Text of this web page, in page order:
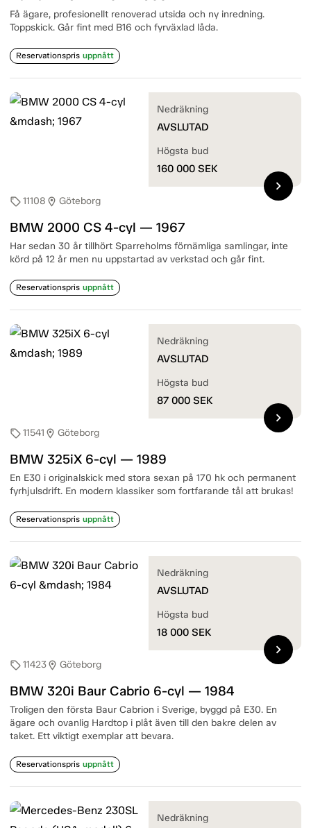
Få ägare, profesionellt renoverad utsida och ny inredning.
Toppskick. Går fint med B16 och fyrväxlad låda.
Reservationspris uppnått
sell11108 location_on Göteborg
BMW 2000 CS 4-cyl — 1967
Har sedan 30 år tillhört Sparreholms förnämliga samlingar, inte
körd på 12 år men nu uppstartad av verkstad och går fint.
Reservationspris uppnått
Nedräkning
AVSLUTAD
Högsta bud
160 000 SEK
chevron_right
sell11541 location_on Göteborg
BMW 325iX 6-cyl — 1989
En E30 i originalskick med stora sexan på 170 hk och permanent
fyrhjulsdrift. En modern klassiker som fortfarande tål att brukas!
Reservationspris uppnått
Nedräkning
AVSLUTAD
Högsta bud
87 000 SEK
chevron_right
sell11423location_on Göteborg
BMW 320i Baur Cabrio 6-cyl — 1984
Troligen den första Baur Cabrion i Sverige, byggd på E30. En
ägare och ovanlig Hardtop i plåt även till den bakre delen av
taket. Ett viktigt exemplar att bevara.
Reservationspris uppnått
Nedräkning
AVSLUTAD
Högsta bud
18 000 SEK
chevron_right
Nedräkning